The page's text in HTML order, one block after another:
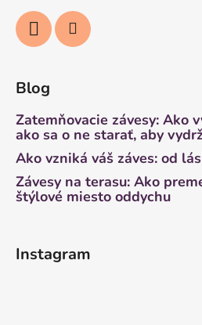
Blog
Zatemňovacie závesy: Ako
ako sa o ne starať, aby
Ako vzniká váš záves: od
Závesy na terasu: Ako
štýlové miesto oddychu
Instagram